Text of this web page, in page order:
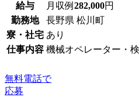
給与 月収例 282,000円
勤務地
長野県 松川町
寮・社宅 あり
仕事内容 機械オペレーター・
無料電話で
応募